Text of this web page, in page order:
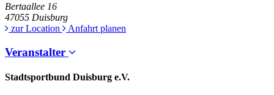
Bertaallee 16
47055 Duisburg
zur Location
Anfahrt planen
Veranstalter
Stadtsportbund Duisburg e.V.